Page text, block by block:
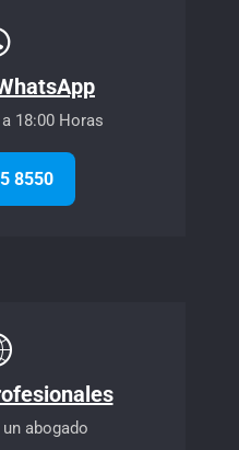
18:00 Horas
8550
abogado